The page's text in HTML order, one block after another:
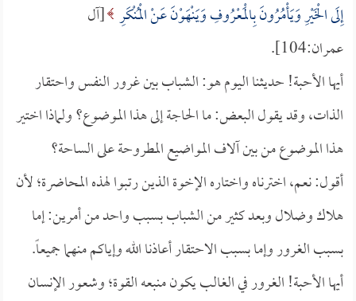
إِلَى الْخَيْرِ وَيَأْمُرُونَ بِالْمَعْرُوفِ وَيَنْهَوْنَ عَنْ الْمُنْكَرِ [آل
عمران:104].
أيها الأحبة! حديثنا اليوم هو: الشباب بين غرور النفس واحتقار
الذات، وقد يقول البعض: ما الحاجة إلى هذا الموضوع؟ ولماذا اختير
هذا الموضوع من بين آلاف المواضيع المطروحة على الساحة؟
أقول: نعم، اخترناه واختاره الإخوة الذين رتبوا لهذه المحاضرة؛ لأن
هلاك وضلال وبعد كثير من الشباب بسبب واحد من أمرين: إما
بسبب الغرور وإما بسبب الاحتقار أعاذنا الله وإياكم منهما جميعاً.
أيها الأحبة! الغرور في الغالب يكون منبعه القوة؛ وشعور الإنسان